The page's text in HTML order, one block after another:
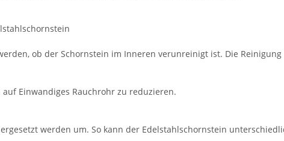
ob der Schornstein im Inneren verunreinigt ist. Die
Einwandiges Rauchrohr zu reduzieren.
werden um. So kann der Edelstahlschornstein